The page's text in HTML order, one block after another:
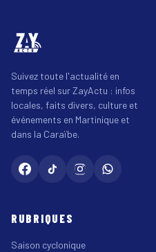
Suivez toute l'actualité en
temps réel sur ZayActu : infos
locales, faits divers, culture et
événements en Martinique et
dans la Caraïbe.
RUBRIQUES
Saison cyclonique